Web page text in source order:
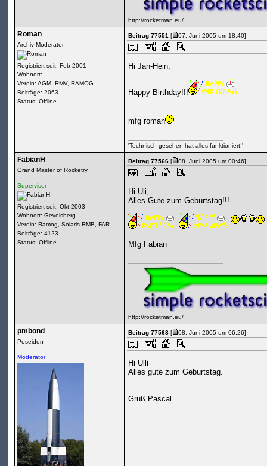
http://rocketman.eu/
Roman
Archiv-Moderator
Registriert seit: Feb 2001
Wohnort:
Verein: AGM, RMV, RAMOG
Beiträge: 2063
Status: Offline
Beitrag 77551[ 07. Juni 2005 um 18:40]
Hi Jan-Hein,
Happy Birthday!!!
mfg roman
'Technisch gesehen hat alles funktioniert!'
FabianH
Grand Master of Rocketry
Supervisor
Registriert seit: Okt 2003
Wohnort: Gevelsberg
Verein: Ramog, Solaris-RMB, FAR
Beiträge: 4123
Status: Offline
Beitrag 77566[ 08. Juni 2005 um 00:46]
Hi Uli,
Alles Gute zum Geburtstag!!!
Mfg Fabian
http://rocketman.eu/
pmbond
Poseidon
Moderator
Beitrag 77568[ 08. Juni 2005 um 06:26]
Hi Ulli
Alles gute zum Geburtstag.
Gruß Pascal